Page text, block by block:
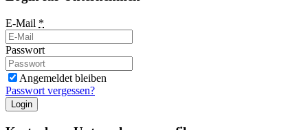
E-Mail *
Passwort
Angemeldet bleiben
Passwort vergessen?
Login